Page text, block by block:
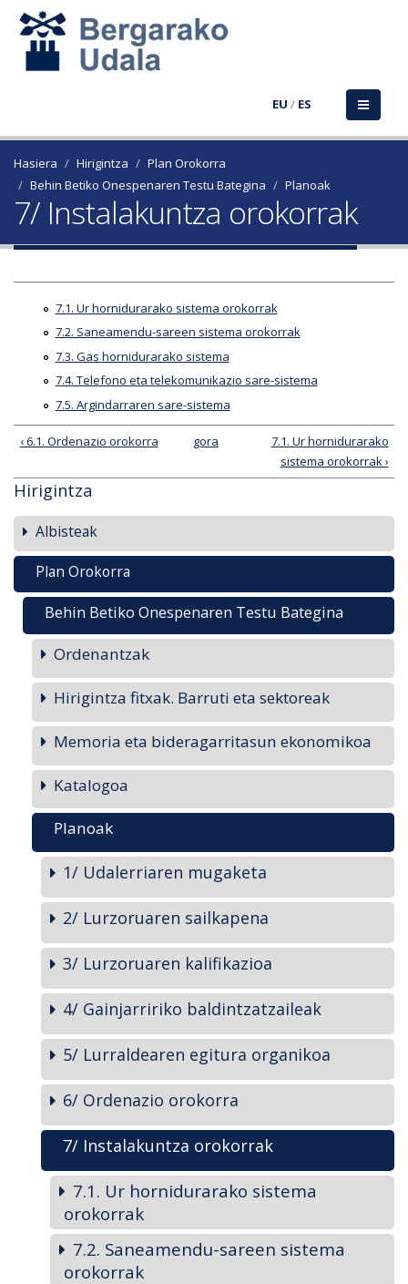
EU / ES
Hasiera Hirigintza
Plan Orokorra
Behin Betiko Onespenaren Testu Bategina
Planoak
7/ Instalakuntza orokorrak
7.1. Ur hornidurarako sistema orokorrak
7.2. Saneamendu-sareen sistema orokorrak
7.3. Gas hornidurarako sistema
7.4. Telefono eta telekomunikazio sare-sistema
7.5. Argindarraren sare-sistema
‹ 6.1. Ordenazio orokorra gora
7.1. Ur hornidurarako
sistema orokorrak ›
Hirigintza
Albisteak
Plan Orokorra
Behin Betiko Onespenaren Testu Bategina
Ordenantzak
Hirigintza fitxak. Barruti eta sektoreak
Memoria eta bideragarritasun ekonomikoa
Katalogoa
Planoak
1/ Udalerriaren mugaketa
2/ Lurzoruaren sailkapena
3/ Lurzoruaren kalifikazioa
4/ Gainjarririko baldintzatzaileak
5/ Lurraldearen egitura organikoa
6/ Ordenazio orokorra
7/ Instalakuntza orokorrak
7.1. Ur hornidurarako sistema
orokorrak
7.2. Saneamendu-sareen sistema
orokorrak